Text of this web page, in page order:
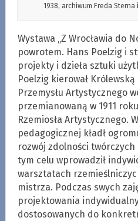
1938, archiwum Freda
Wystawa „Z Wrocławia do
powrotem. Hans Poelzig i
projekty i dzieła sztuki
Poelzig kierował Królewską
Przemysłu Artystycznego
przemianowaną w 1911
Rzemiosła Artystycznego.
pedagogicznej kładł
rozwój zdolności
tym celu wprowadził
warsztatach
mistrza. Podczas swych
projektowania
dostosowanych do